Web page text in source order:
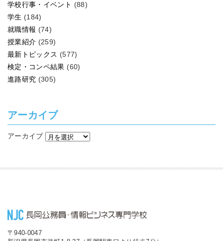
学校行事・イベント (88)
学生 (184)
就職情報 (74)
授業紹介 (259)
最新トピックス (577)
検定・コンペ結果 (60)
進路研究 (305)
アーカイブ
アーカイブ
〒940-0047